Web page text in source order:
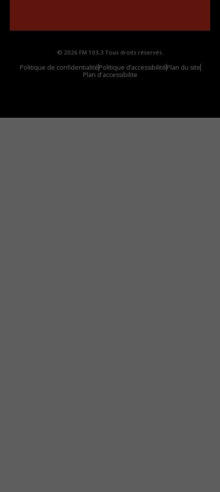
© 2026 FM 103,3 Tous droits réservés.
Politique de confidentialitéPolitique d’accessibilitéPlan du site
Plan d'accessibilite